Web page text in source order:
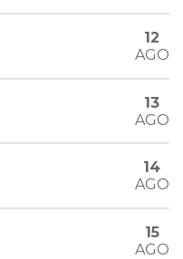
12
AGO
13
AGO
14
AGO
15
AGO